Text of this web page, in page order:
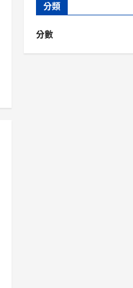
分類
分數